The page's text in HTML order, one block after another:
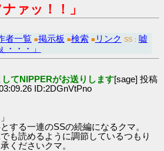
ァッ！！」
者一覧 ■掲示板 ■検索 ■ リンク SS： 嘘
・・」
てNIPPERがお送りします[sage] 投稿
ID:2DGnVtPno
する一連のSSの続編になるクマ。
も読めるように調節しているつもり
くださいクマ。